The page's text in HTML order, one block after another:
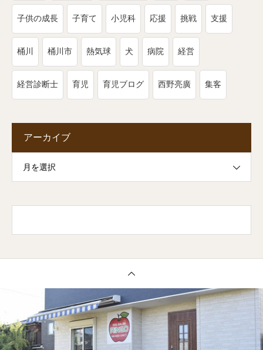
子供の成長 子育て 小児科 応援 挑戦 支援
桶川 桶川市 熱気球 犬 病院 経営
経営診断士 育児 育児ブログ 西野亮廣 集客
アーカイブ
月を選択